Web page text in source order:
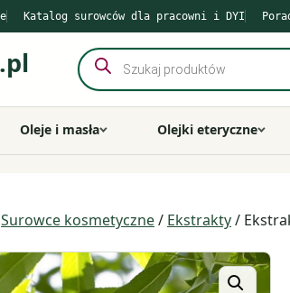
Katalog surowców dla pracowni i DYI
Wyszukiwarka
produktów
Oleje i masła Olejki eteryczne
Surowce kosmetyczne/ Ekstrakty/